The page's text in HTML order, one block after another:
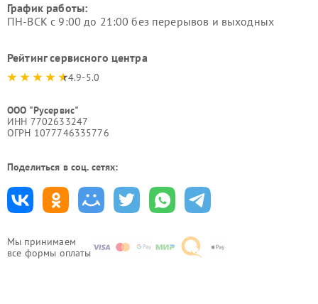
Мы принимаем
все формы оплаты
График работы:
ПН-ВСК с 9:00 до 21:00 без перерывов и выходных
Рейтинг сервисного центра
4.9-5.0
ООО "Русервис"
ИНН 7702633247
ОГРН 1077746335776
Поделиться в соц. сетях: